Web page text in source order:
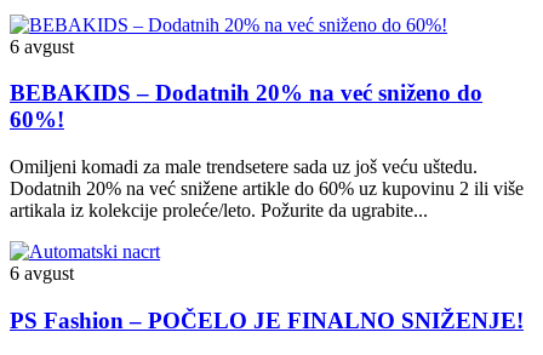
6 avgust
BEBAKIDS – Dodatnih 20% na već sniženo do
60%!
Omiljeni komadi za male trendsetere sada uz još veću uštedu.
Dodatnih 20% na već snižene artikle do 60% uz kupovinu 2 ili više
artikala iz kolekcije proleće/leto. Požurite da ugrabite...
6 avgust
PS Fashion – POČELO JE FINALNO SNIŽENJE!